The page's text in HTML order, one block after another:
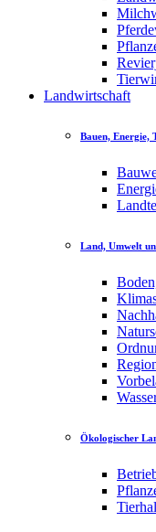
Landwirtschaft
Bauen, Energie,
Land, Umwelt
Ökologischer